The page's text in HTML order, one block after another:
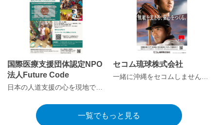
国際医療支援団体認定NPO
法人Future Code
セコム琉球株式会社
一覧でもっと見る